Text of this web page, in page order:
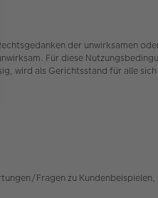
der unwirksamen
Für diese
wird als Gerichtsstand für alle
Fragen zu Kundenbeispielen,